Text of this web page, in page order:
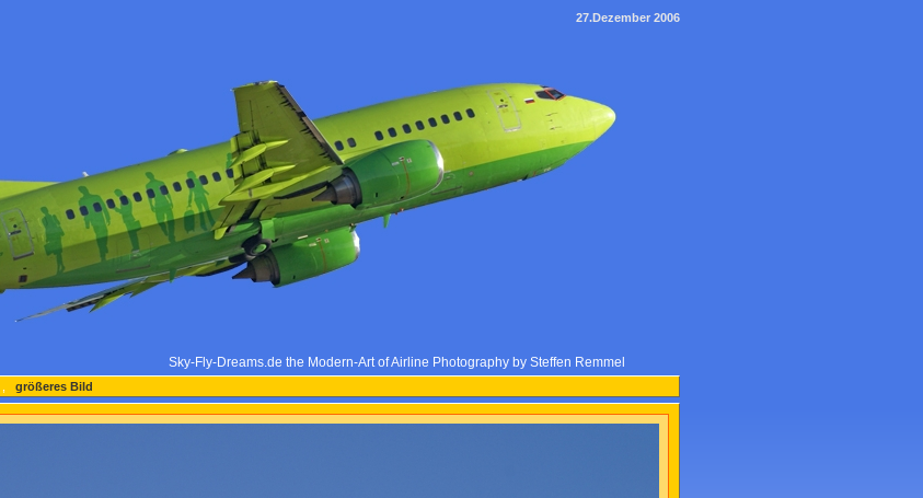
27.Dezember 2006
Sky-Fly-Dreams.de the Modern-Art of Airline Photography by Steffen Remmel
größeres Bild